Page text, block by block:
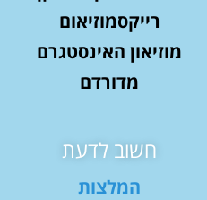
רייקסמוזיאום
מוזיאון האינסטגרם
מדורדם
חשוב לדעת
המלצות